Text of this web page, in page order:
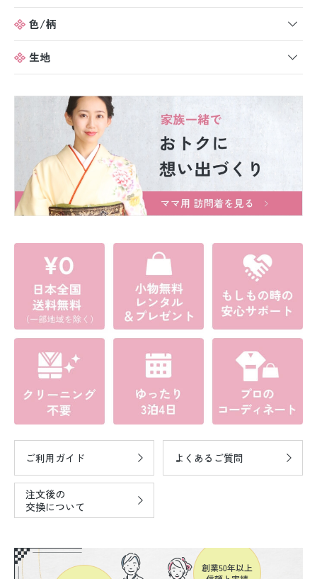
色/柄
生地
ご利用ガイド よくあるご質問
注文後の
交換について